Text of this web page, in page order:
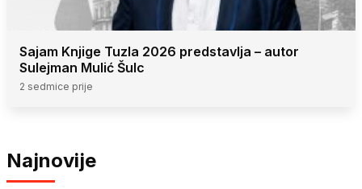
Sajam Knjige Tuzla 2026 predstavlja – autor
Sulejman Mulić Šulc
2 sedmice prije
Najnovije